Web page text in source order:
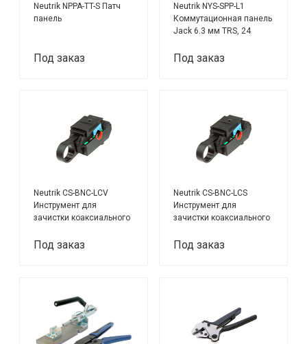
Neutrik NPPA-TT-S Патч
панель
Под заказ
Neutrik NYS-SPP-L1
Коммутационная панель
Jack 6.3 мм TRS, 24
Под заказ
Neutrik CS-BNC-LCV
Инструмент для
зачистки коаксиального
Под заказ
Neutrik CS-BNC-LCS
Инструмент для
зачистки коаксиального
Под заказ